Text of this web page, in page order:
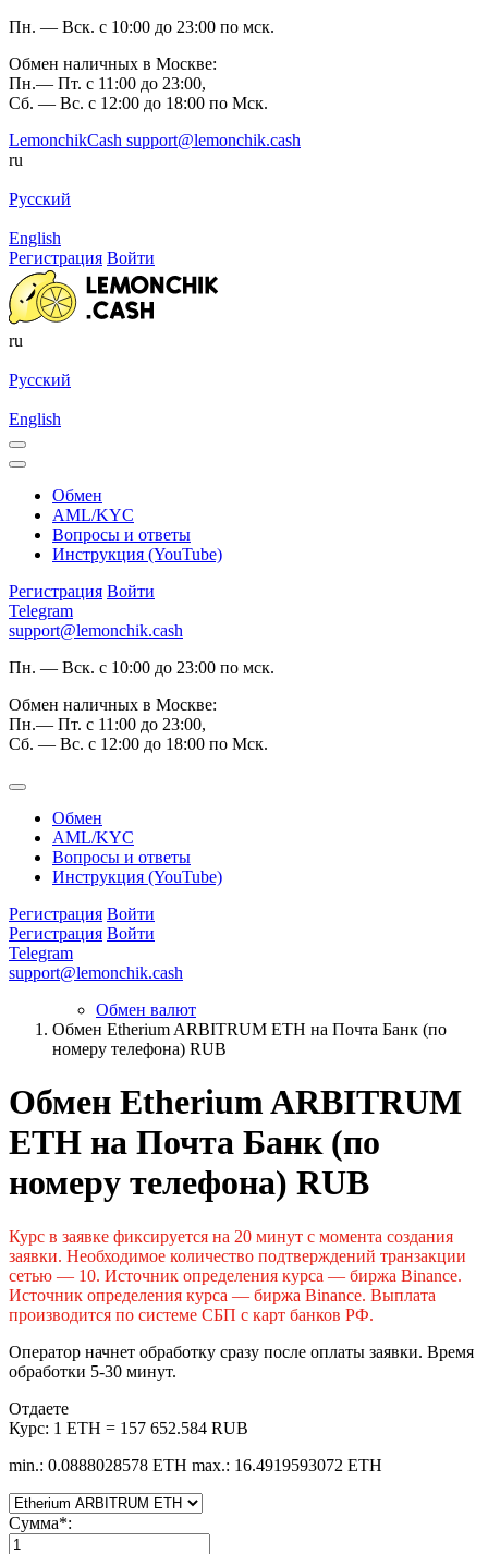
Пн. — Вск. с 10:00 до 23:00 по мск.
Обмен наличных в Москве:
Пн.— Пт. с 11:00 до 23:00,
Сб. — Вс. с 12:00 до 18:00 по Мск.
LemonchikCash support@lemonchik.cash
ru
Русский
English
Регистрация Войти
ru
Русский
English
Обмен
AML/KYC
Вопросы и ответы
Инструкция (YouTube)
Регистрация Войти
Telegram
support@lemonchik.cash
Пн. — Вск. с 10:00 до 23:00 по мск.
Обмен наличных в Москве:
Пн.— Пт. с 11:00 до 23:00,
Сб. — Вс. с 12:00 до 18:00 по Мск.
Обмен
AML/KYC
Вопросы и ответы
Инструкция (YouTube)
Регистрация Войти
Регистрация Войти
Telegram
support@lemonchik.cash
Обмен валют
Обмен Etherium ARBITRUM ETH на Почта Банк (по
номеру телефона) RUB
Обмен Etherium ARBITRUM
ETH на Почта Банк (по
номеру телефона) RUB
Курс в заявке фиксируется на 20 минут с момента создания
заявки. Необходимое количество подтверждений транзакции
сетью — 10. Источник определения курса — биржа Binance.
Источник определения курса — биржа Binance. Выплата
производится по системе СБП с карт банков РФ.
Оператор начнет обработку сразу после оплаты заявки. Время
обработки 5-30 минут.
Отдаете
Курс: 1 ETH = 157 652.584 RUB
min.: 0.0888028578 ETH max.: 16.4919593072 ETH
Сумма*: